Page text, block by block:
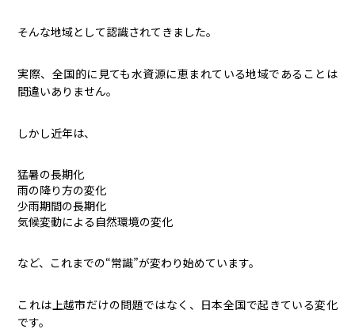
そんな地域として認識されてきました。
実際、全国的に見ても水資源に恵まれている地域であることは
間違いありません。
しかし近年は、
猛暑の長期化
雨の降り方の変化
少雨期間の長期化
気候変動による自然環境の変化
など、これまでの“常識”が変わり始めています。
これは上越市だけの問題ではなく、日本全国で起きている変化
です。